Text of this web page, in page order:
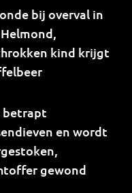
bij overval in
kind krijgt
betrapt
en wordt
gewond